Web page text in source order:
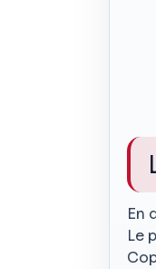
En
Le